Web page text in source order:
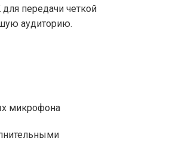
передачи четкой
аудиторию.
микрофона